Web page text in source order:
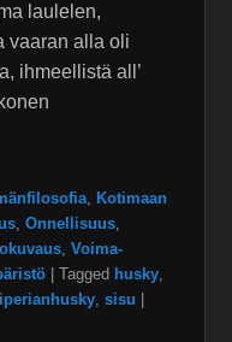
laulelen,
vaaran alla oli
ihmeellistä all’
, Kotimaan
,Onnellisuus,
,Voima-
|Tagged husky,
,sisu